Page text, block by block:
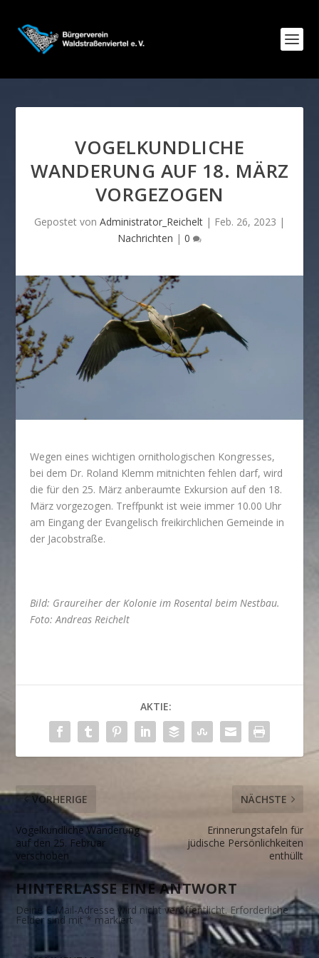
VOGELKUNDLICHE
WANDERUNG AUF 18. MÄRZ
VORGEZOGEN
Gepostet von Administrator_Reichelt | Feb. 26, 2023 |
Nachrichten | 0
Wegen eines wichtigen ornithologischen Kongresses,
bei dem Dr. Roland Klemm mitnichten fehlen darf, wird
die für den 25. März anberaumte Exkursion auf den 18.
März vorgezogen. Treffpunkt ist weie immer 10.00 Uhr
am Eingang der Evangelisch freikirchlichen Gemeinde in
der Jacobstraße.
Bild: Graureiher der Kolonie im Rosental beim Nestbau.
Foto: Andreas Reichelt
AKTIE:
VORHERIGE
Vogelkundliche Wanderung
auf den 25. Februar
verschoben
NÄCHSTE
Erinnerungstafeln für
jüdische Persönlichkeiten
enthüllt
HINTERLASSE EINE ANTWORT
Deine E-Mail-Adresse wird nicht veröffentlicht. Erforderliche
Felder sind mit * markiert